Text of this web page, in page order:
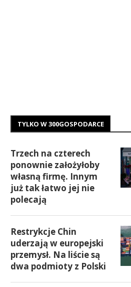
TYLKO W 300GOSPODARCE
Trzech na czterech
ponownie założyłoby
własną firmę. Innym
już tak łatwo jej nie
polecają
Restrykcje Chin
uderzają w europejski
przemysł. Na liście są
dwa podmioty z Polski